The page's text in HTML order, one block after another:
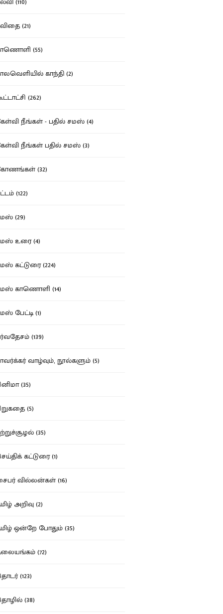
(21)
(55)
காந்தி (2)
(262)
நீங்கள் - பதில் சமஸ் (4)
நீங்கள் பதில் சமஸ் (3)
(32)
(122)
(29)
உரை (4)
கட்டுரை (224)
காணொளி (14)
பேட்டி (1)
(139)
வாழ்வும், நூல்களும் (5)
(35)
(5)
(35)
கட்டுரை (1)
வில்லன்கள் (16)
அறிவு (2)
ஒன்றே போதும் (35)
(72)
(123)
(38)